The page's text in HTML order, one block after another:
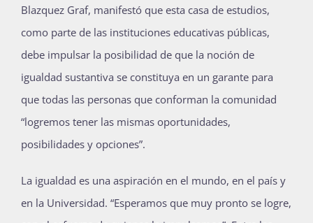
Blazquez Graf, manifestó que esta casa de estudios,
como parte de las instituciones educativas públicas,
debe impulsar la posibilidad de que la noción de
igualdad sustantiva se constituya en un garante para
que todas las personas que conforman la comunidad
“logremos tener las mismas oportunidades,
posibilidades y opciones”.
La igualdad es una aspiración en el mundo, en el país y
en la Universidad. “Esperamos que muy pronto se logre,